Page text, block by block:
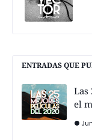
ENTRADAS QUE
Las
el